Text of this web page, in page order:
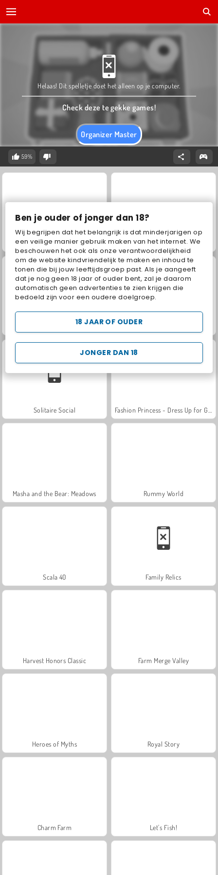
Ben je ouder of jonger dan 18?
Wij begrijpen dat het belangrijk is dat minderjarigen op
een veilige manier gebruik maken van het internet. We
beschouwen het ook als onze verantwoordelijkheid
om de website kindvriendelijk te maken en inhoud te
tonen die bij jouw leeftijdsgroep past. Als je aangeeft
dat je nog geen 18 jaar of ouder bent, zal je daarom
automatisch geen advertenties te zien krijgen die
bedoeld zijn voor een oudere doelgroep.
JONGER DAN 18
18 JAAR OF OUDER
Organizer Master
Helaas! Dit spelletje doet het alleen op je computer.
Check deze te gekke games!
59%
Juice Merge Jewel Garden Story
Grand Mahjong Connect Trollface Quest: USA 2
Solitaire Social
Masha and the Bear: Meadows Rummy World
Scala 40 Family Relics
Harvest Honors Classic Farm Merge Valley
Heroes of Myths Royal Story
Charm Farm Let's Fish!